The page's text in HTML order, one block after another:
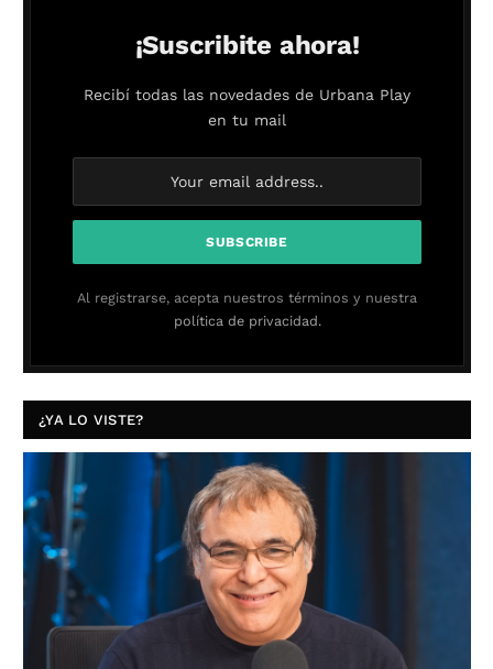
¡Suscribite ahora!
Recibí todas las novedades de Urbana Play
en tu mail
Al registrarse, acepta nuestros términos y nuestra
política de privacidad.
¿YA LO VISTE?